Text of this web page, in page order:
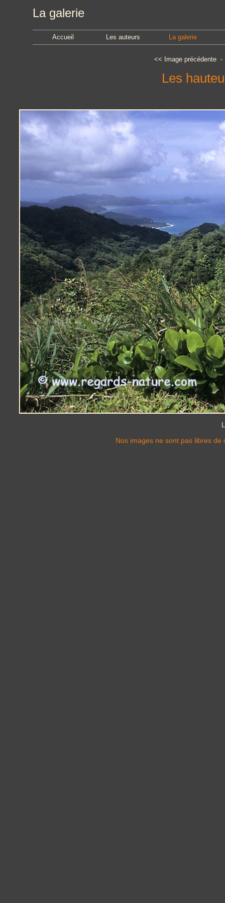
La galerie
Accueil Les auteurs La galerie
<< Image précédente
Les
Nos images ne sont pas libres